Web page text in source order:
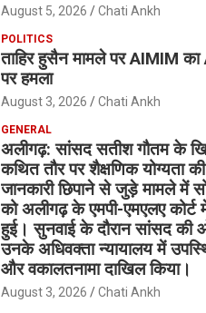
August 5, 2026 Chati Ankh
POLITICS
ताहिर हुसैन मामले पर AIMIM का
पर हमला
August 3, 2026 Chati Ankh
GENERAL
अलीगढ़: सांसद सतीश गौतम के
कथित तौर पर शैक्षणिक योग्यता की
जानकारी छिपाने से जुड़े मामले में
को अलीगढ़ के एमपी-एमएलए कोर्ट
हुई। सुनवाई के दौरान सांसद की
उनके अधिवक्ता न्यायालय में
और वकालतनामा दाखिल किया।
August 3, 2026 Chati Ankh